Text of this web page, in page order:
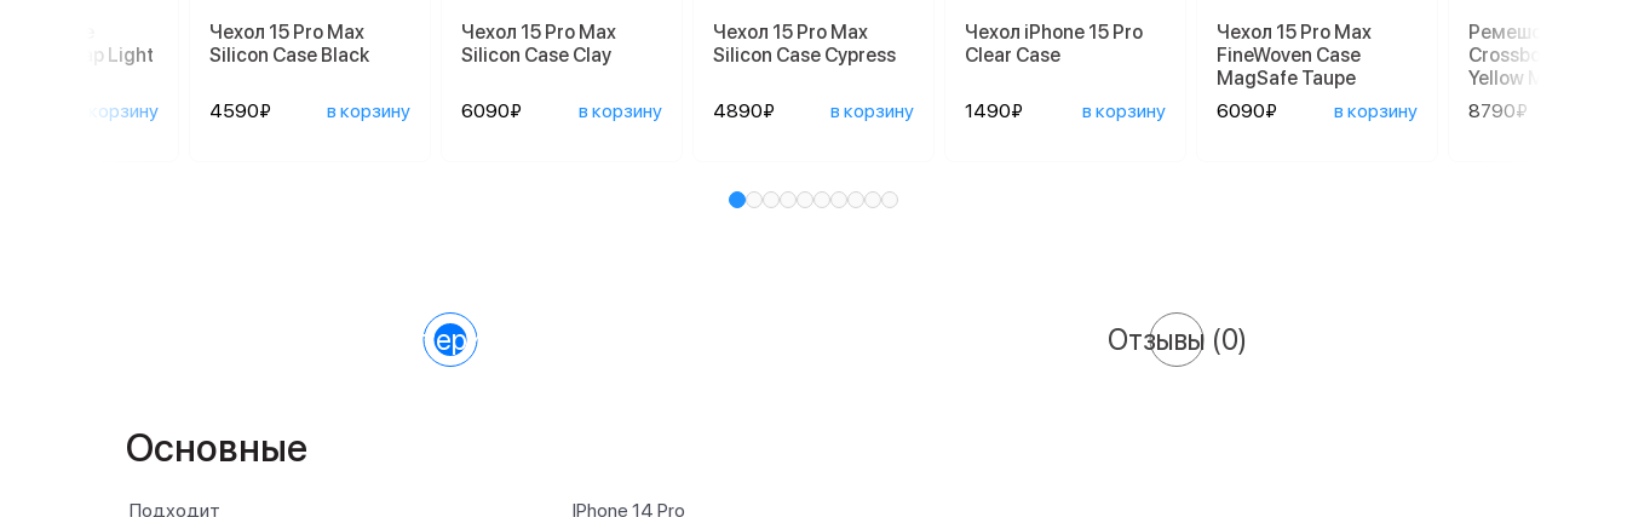
Strap Light
в корзину
Чехол 15 Pro Max
Silicon Case Black
4590₽ в корзину
Чехол 15 Pro Max
Silicon Case Clay
6090₽ в корзину
Чехол 15 Pro Max
Silicon Case Cypress
4890₽ в корзину
Чехол iPhone 15 Pro
Clear Case
1490₽ в корзину
Чехол 15 Pro Max
FineWoven Case
MagSafe Taupe
6090₽
в корзину
Ремешок Apple
Crossbody Strap
Yellow MGGE4
8790₽
Характеристики Отзывы (0)
Основные
Подходит IPhone 14 Pro